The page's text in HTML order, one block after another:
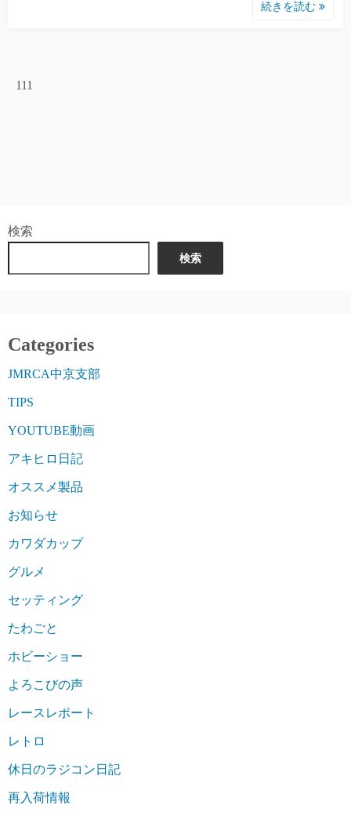
続きを読む
111
検索
検索
Categories
JMRCA中京支部
TIPS
YOUTUBE動画
アキヒロ日記
オススメ製品
お知らせ
カワダカップ
グルメ
セッティング
たわごと
ホビーショー
よろこびの声
レースレポート
レトロ
休日のラジコン日記
再入荷情報